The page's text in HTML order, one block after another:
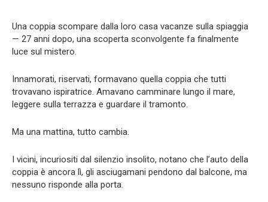
Una coppia scompare dalla loro casa vacanze sulla spiaggia
— 27 anni dopo, una scoperta sconvolgente fa finalmente
luce sul mistero.
Innamorati, riservati, formavano quella coppia che tutti
trovavano ispiratrice. Amavano camminare lungo il mare,
leggere sulla terrazza e guardare il tramonto.
Ma una mattina, tutto cambia.
I vicini, incuriositi dal silenzio insolito, notano che l’auto della
coppia è ancora lì, gli asciugamani pendono dal balcone, ma
nessuno risponde alla porta.